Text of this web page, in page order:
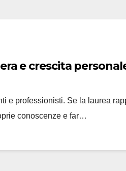
e crescita
e professionisti. Se la laurea
conoscenze e far…